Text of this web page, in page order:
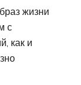
жизни
с
как и